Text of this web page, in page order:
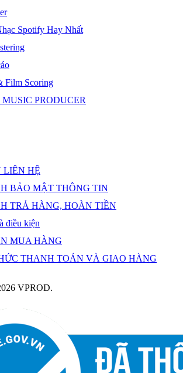
Spotify Hay Nhất
Film Scoring
PRODUCER
LIÊN HỆ
BẢO MẬT THÔNG TIN
TRẢ HÀNG, HOÀN TIỀN
điều kiện
MUA HÀNG
THANH TOÁN VÀ GIAO HÀNG
VPROD.